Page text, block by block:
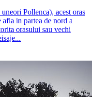
Pollenca), acest oras
in partea de nord a
orasului sau vechi